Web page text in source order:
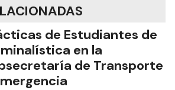
de Estudiantes de
en la
de Transporte